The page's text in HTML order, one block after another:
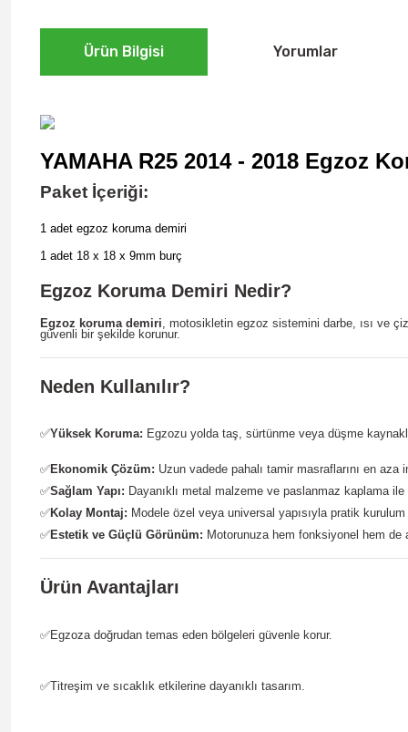
Ürün Bilgisi Yorumlar
YAMAHA R25 2014 - 2018 Egzoz
Paket İçeriği:
1 adet egzoz koruma demiri
1 adet 18 x 18 x 9mm burç
Egzoz Koruma Demiri Nedir?
Egzoz koruma demiri, motosikletin egzoz sistemini darbe, ısı ve
güvenli bir şekilde korunur.
Neden Kullanılır?
✅Yüksek Koruma: Egzozu yolda taş, sürtünme veya düşme
✅Ekonomik Çözüm: Uzun vadede pahalı tamir masraflarını en aza
✅Sağlam Yapı: Dayanıklı metal malzeme ve paslanmaz kaplama
✅Kolay Montaj: Modele özel veya universal yapısıyla pratik kurulum
✅Estetik ve Güçlü Görünüm: Motorunuza hem fonksiyonel hem
Ürün Avantajları
✅Egzoza doğrudan temas eden bölgeleri güvenle korur.
✅Titreşim ve sıcaklık etkilerine dayanıklı tasarım.